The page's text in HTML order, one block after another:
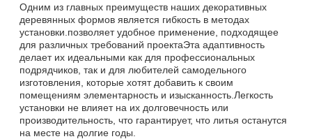
Одним из главных преимуществ наших декоративных
деревянных формов является гибкость в методах
установки.позволяет удобное применение, подходящее
для различных требований проектаЭта адаптивность
делает их идеальными как для профессиональных
подрядчиков, так и для любителей самодельного
изготовления, которые хотят добавить к своим
помещениям элементарность и изысканность.Легкость
установки не влияет на их долговечность или
производительность, что гарантирует, что литья останутся
на месте на долгие годы.